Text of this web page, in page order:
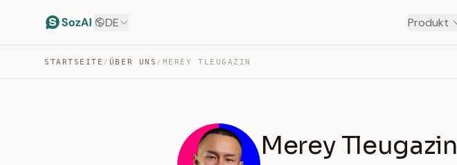
DE Produkt
STARTSEITE / ÜBER UNS / MEREY TLEUGAZIN
Merey Tleugazin